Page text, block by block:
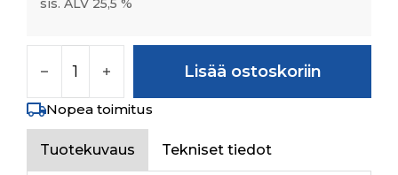
sis. ALV 25,5 %
Lisää ostoskoriin
Nopea toimitus
Tuotekuvaus Tekniset tiedot